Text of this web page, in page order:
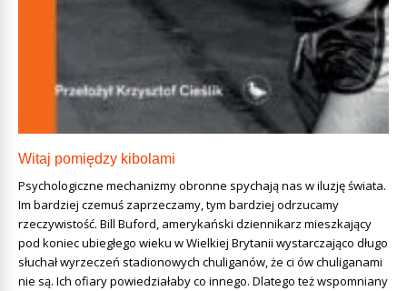
Witaj pomiędzy kibolami
Psychologiczne mechanizmy obronne spychają nas w iluzję świata.
Im bardziej czemuś zaprzeczamy, tym bardziej odrzucamy
rzeczywistość. Bill Buford, amerykański dziennikarz mieszkający
pod koniec ubiegłego wieku w Wielkiej Brytanii wystarczająco długo
słuchał wyrzeczeń stadionowych chuliganów, że ci ów chuliganami
nie są. Ich ofiary powiedziałaby co innego. Dlatego też wspomniany